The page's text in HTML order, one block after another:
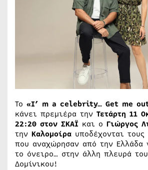
Το «I’ m a celebrity… Get me
κάνει πρεμιέρα την Τετάρτη 11
22:20 στον ΣΚΑΪ και ο Γιώργος
την Καλομοίρα υποδέχονται τους
που αναχώρησαν από την Ελλάδα
το όνειρο… στην άλλη πλευρά
Δομίνικου!